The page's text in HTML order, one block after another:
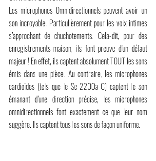
Les microphones Omnidirectionnels peuvent avoir un
son incroyable. Particulièrement pour les voix intimes
s’approchant de chuchotements. Cela-dit, pour des
enregistrements-maison, ils font preuve d’un défaut
majeur ! En effet, ils captent absolument TOUT les sons
émis dans une pièce. Au contraire, les microphones
cardioïdes (tels que le Se 2200a C) captent le son
émanant d’une direction précise, les microphones
omnidirectionnels font exactement ce que leur nom
suggère. Ils captent tous les sons de façon uniforme.